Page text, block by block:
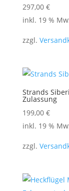
297,00 €
inkl. 19 %
zzgl.
Strands
Zulassung
199,00 €
inkl. 19 %
zzgl.